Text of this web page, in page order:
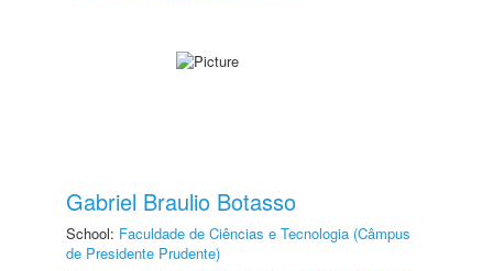
Gabriel Braulio Botasso
School: Faculdade de Ciências e Tecnologia (Câmpus
de Presidente Prudente)